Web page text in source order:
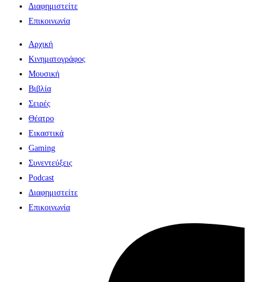
Διαφημιστείτε
Επικοινωνία
Αρχική
Κινηματογράφος
Μουσική
Βιβλία
Σειρές
Θέατρο
Εικαστικά
Gaming
Συνεντεύξεις
Podcast
Διαφημιστείτε
Επικοινωνία